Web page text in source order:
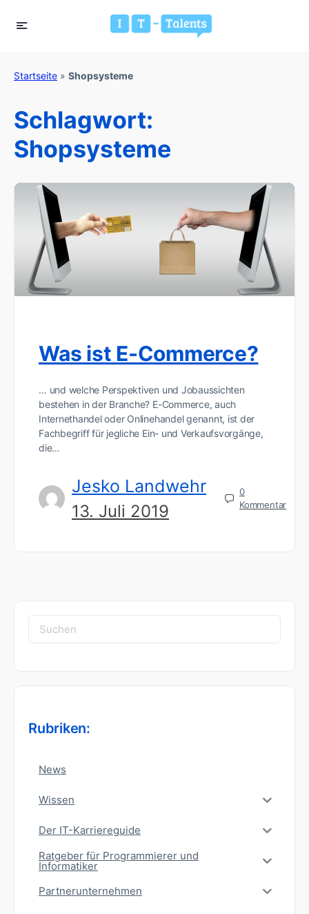
Startseite » Shopsysteme
Schlagwort:
Shopsysteme
Was ist E-Commerce?
… und welche Perspektiven und Jobaussichten
bestehen in der Branche? E-Commerce, auch
Internethandel oder Onlinehandel genannt, ist der
Fachbegriff für jegliche Ein- und Verkaufsvorgänge,
die…
Jesko Landwehr
13. Juli 2019
0
Kommentar
Suchen
nach:
Rubriken:
News
Wissen
Der IT-Karriereguide
Ratgeber für Programmierer und
Informatiker
Partnerunternehmen